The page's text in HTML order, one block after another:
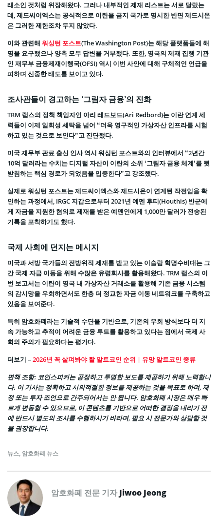
래소인 것처럼 위장해왔다. 그러나 내부적인 제재 리스트는 서로 달랐는
데, 제드씨이엑스는 공식적으로 이란을 금지 국가로 명시한 반면 제드시온
은 그러한 제한조차 두지 않았다.
이와 관련해 워싱턴 포스트(The Washington Post)는 해당 플랫폼들에 해
명을 요구했으나 양측 모두 답변을 거부했다. 또한, 영국의 제재 집행 기관
인 재무부 금융제재이행국(OFSI) 역시 이번 사안에 대해 구체적인 언급을
피하며 신중한 태도를 보이고 있다.
조사관들이 경고하는 ‘그림자 금융’의 진화
TRM 랩스의 정책 책임자인 아리 레드보드(Ari Redbord)는 이란 연계 세
력들이 이제 일회성 세탁을 넘어 “더욱 영구적인 가상자산 인프라를 시험
하고 있는 것으로 보인다”고 진단했다.
미국 재무부 관료 출신 인사 역시 워싱턴 포스트와의 인터뷰에서 “2년간
10억 달러라는 수치는 디지털 자산이 이란의 소위 ‘그림자 금융 체계’를 뒷
받침하는 핵심 경로가 되었음을 입증한다”고 강조했다.
실제로 워싱턴 포스트는 제드씨이엑스와 제드시온이 연계된 작전임을 확
인하는 과정에서, IRGC 지갑으로부터 2021년 예멘 후티(Houthis) 반군에
게 자금을 지원한 혐의로 제재를 받은 예멘인에게 1,000만 달러가 전송된
기록을 포착하기도 했다.
국제 사회에 던지는 메시지
미국과 서방 국가들의 전방위적 제재를 받고 있는 이슬람 혁명수비대는 그
간 국제 자금 이동을 위해 수많은 유령회사를 활용해왔다. TRM 랩스의 이
번 보고서는 이란이 영국 내 가상자산 거래소를 활용해 기존 금융 시스템
의 감시망을 우회하면서도 한층 더 정교한 자금 이동 네트워크를 구축하고
있음을 보여준다.
특히 암호화폐라는 기술적 수단을 기반으로, 기존의 우회 방식보다 더 지
속 가능하고 추적이 어려운 금융 루트를 활용하고 있다는 점에서 국제 사
회의 주의가 필요하다는 평가다.
더보기 –2026년 꼭 살펴봐야 할 알트코인 순위 | 유망 알트코인 종류
면책 조항: 코인스피커는 공정하고 투명한 보도를 제공하기 위해 노력합니
다. 이 기사는 정확하고 시의적절한 정보를 제공하는 것을 목표로 하며, 재
정 또는 투자 조언으로 간주되어서는 안 됩니다. 암호화폐 시장은 매우 빠
르게 변동할 수 있으므로, 이 콘텐츠를 기반으로 어떠한 결정을 내리기 전
에 반드시 별도의 조사를 수행하시기 바라며, 필요 시 전문가와 상담할 것
을 권장합니다.
뉴스, 암호화폐 뉴스
암호화폐 전문 기자Jiwoo Jeong